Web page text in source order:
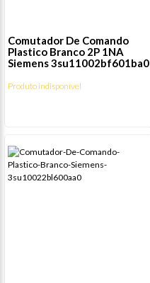
Comutador De Comando
Plastico Branco 2P 1NA
Siemens 3su11002bf601ba0
Produto indisponível